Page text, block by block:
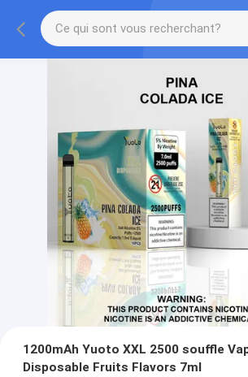
1200mAh Yuoto XXL 2500 souffle
Disposable Fruits Flavors 7ml